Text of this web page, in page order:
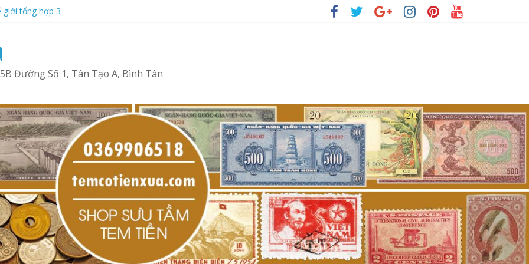
giới tổng hợp 3
hợp 1
hợp 2
Đường Số 1, Tân Tạo A, Bình Tân